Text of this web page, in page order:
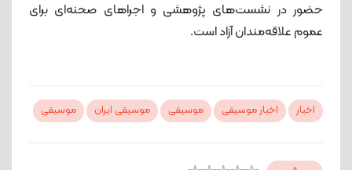
حضور در نشست‌های پژوهشی و اجراهای صحنه‌ای برای
عموم علاقه‌مندان آزاد است.
اخبار اخبار موسیقی موسیقی موسیقی ایران موسیقی